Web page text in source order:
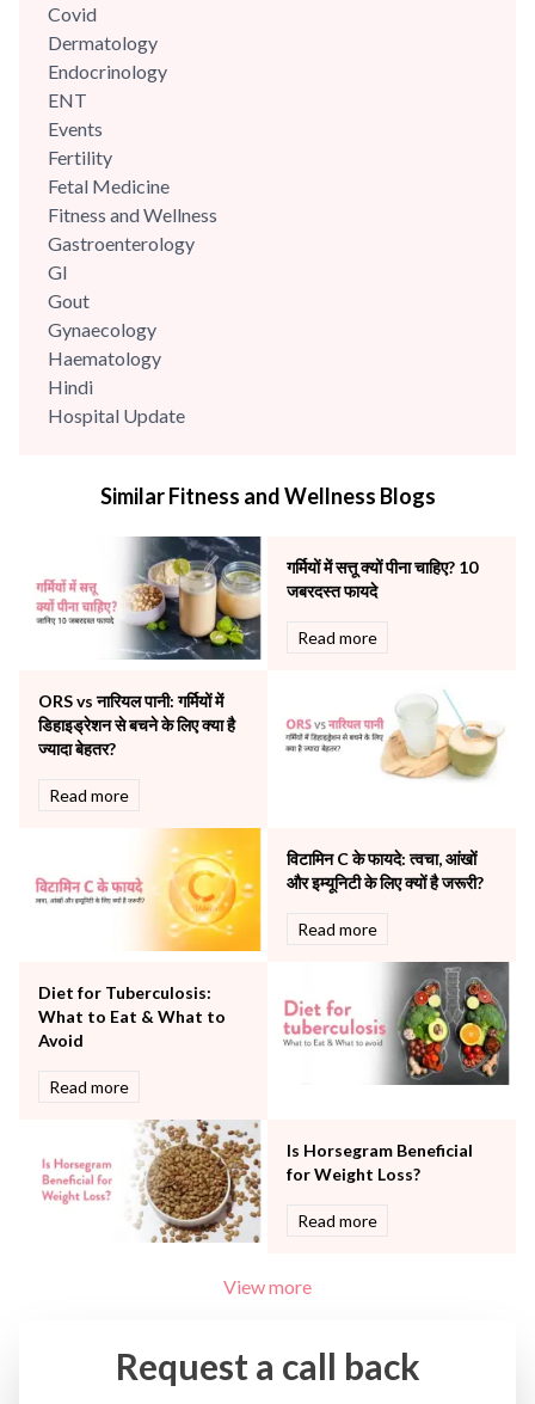
Covid
Dermatology
Endocrinology
ENT
Events
Fertility
Fetal Medicine
Fitness and Wellness
Gastroenterology
GI
Gout
Gynaecology
Haematology
Hindi
Hospital Update
Mental Health
Neonatology & Paediatrics
Nephrology & Dialysis
Neurology
Obstetrics
Other Services
Pulmonology
Rheumatology
Robotic Precision
Surgery
The Breast Centre
The Oncology Centre
Urology
Women Wellness
Similar Fitness and Wellness Blogs
गर्मियों में सत्तू क्यों पीना चाहिए? 10
जबरदस्त फायदे
Read more
ORS vs नारियल पानी: गर्मियों में
डिहाइड्रेशन से बचने के लिए क्या है
ज्यादा बेहतर?
Read more
विटामिन C के फायदे: त्वचा, आंखों
और इम्यूनिटी के लिए क्यों है जरूरी?
Read more
Diet for Tuberculosis:
What to Eat & What to
Avoid
Read more
Is Horsegram Beneficial
for Weight Loss?
Read more
View more
Request a call back